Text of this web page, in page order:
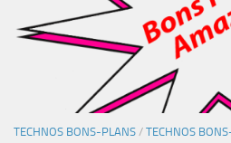
TECHNOS BONS-PLANS / TECHNOS